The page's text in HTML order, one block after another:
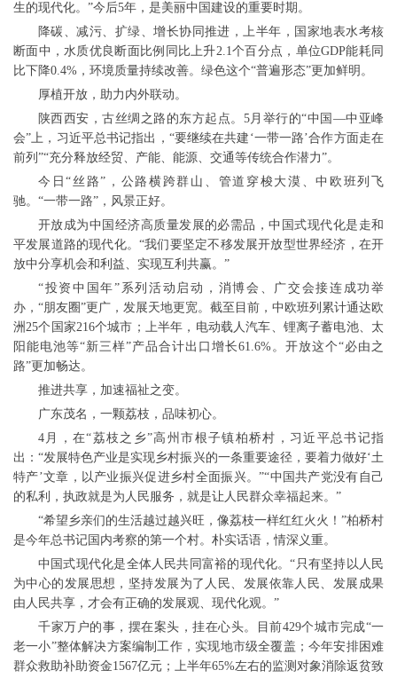
生的现代化。”今后5年，是美丽中国建设的重要时期。
降碳、减污、扩绿、增长协同推进，上半年，国家地表水考核
断面中，水质优良断面比例同比上升2.1个百分点，单位GDP能耗同
比下降0.4%，环境质量持续改善。绿色这个“普遍形态”更加鲜明。
厚植开放，助力内外联动。
陕西西安，古丝绸之路的东方起点。5月举行的“中国—中亚峰
会”上，习近平总书记指出，“要继续在共建‘一带一路’合作方面走在
前列”“充分释放经贸、产能、能源、交通等传统合作潜力”。
今日“丝路”，公路横跨群山、管道穿梭大漠、中欧班列飞
驰。“一带一路”，风景正好。
开放成为中国经济高质量发展的必需品，中国式现代化是走和
平发展道路的现代化。“我们要坚定不移发展开放型世界经济，在开
放中分享机会和利益、实现互利共赢。”
“投资中国年”系列活动启动，消博会、广交会接连成功举
办，“朋友圈”更广，发展天地更宽。截至目前，中欧班列累计通达欧
洲25个国家216个城市；上半年，电动载人汽车、锂离子蓄电池、太
阳能电池等“新三样”产品合计出口增长61.6%。开放这个“必由之
路”更加畅达。
推进共享，加速福祉之变。
广东茂名，一颗荔枝，品味初心。
4月，在“荔枝之乡”高州市根子镇柏桥村，习近平总书记指
出：“发展特色产业是实现乡村振兴的一条重要途径，要着力做好‘土
特产’文章，以产业振兴促进乡村全面振兴。”“中国共产党没有自己
的私利，执政就是为人民服务，就是让人民群众幸福起来。”
“希望乡亲们的生活越过越兴旺，像荔枝一样红红火火！”柏桥村
是今年总书记国内考察的第一个村。朴实话语，情深义重。
中国式现代化是全体人民共同富裕的现代化。“只有坚持以人民
为中心的发展思想，坚持发展为了人民、发展依靠人民、发展成果
由人民共享，才会有正确的发展观、现代化观。”
千家万户的事，摆在案头，挂在心头。目前429个城市完成“一
老一小”整体解决方案编制工作，实现地市级全覆盖；今年安排困难
群众救助补助资金1567亿元；上半年65%左右的监测对象消除返贫致